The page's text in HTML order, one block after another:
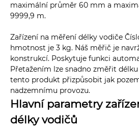
maximální průměr 60 mm a
9999,9 m.
Zařízení na měření délky vodiče
hmotnost je 3 kg. Náš měřič je
konstrukcí. Poskytuje funkci
Přetažením lze snadno změřit
tento produkt přizpůsobit jak
nadzemnímu provozu.
Hlavní parametry
délky vodičů